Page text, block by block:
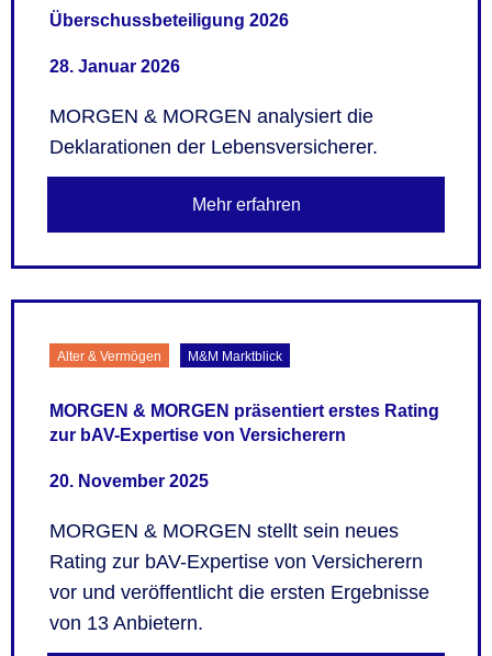
Überschussbeteiligung 2026
28. Januar 2026
MORGEN & MORGEN analysiert die
Deklarationen der Lebensversicherer.
Mehr erfahren
Alter & Vermögen M&M Marktblick
MORGEN & MORGEN präsentiert erstes Rating
zur bAV-Expertise von Versicherern
20. November 2025
MORGEN & MORGEN stellt sein neues
Rating zur bAV-Expertise von Versicherern
vor und veröffentlicht die ersten Ergebnisse
von 13 Anbietern.